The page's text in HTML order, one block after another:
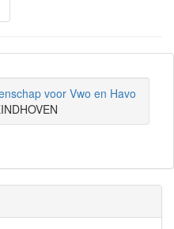
voor Vwo en Havo